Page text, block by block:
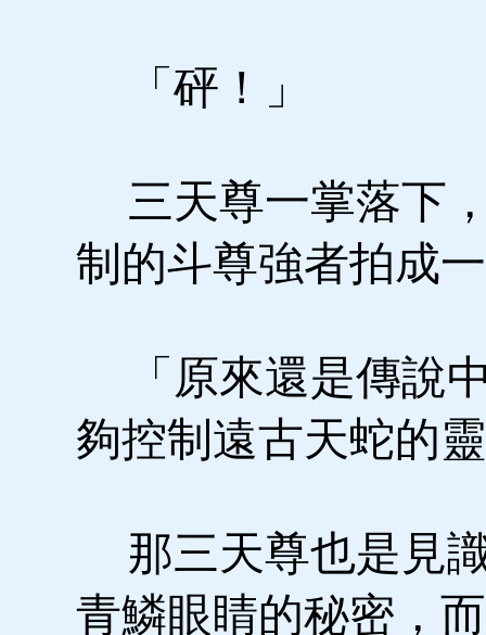
「砰！」
三天尊一掌落下
制的斗尊強者拍成
「原來還是傳說
夠控制遠古天蛇的
那三天尊也是見
青鱗眼睛的秘密，